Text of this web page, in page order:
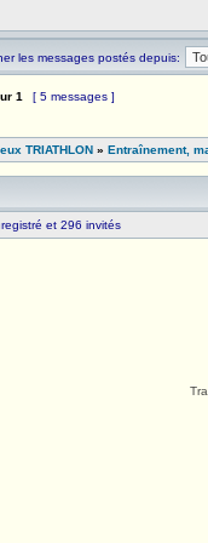
les messages postés depuis:
1 [ 5 messages ]
TRIATHLON » Entraînement,
et 296 invités